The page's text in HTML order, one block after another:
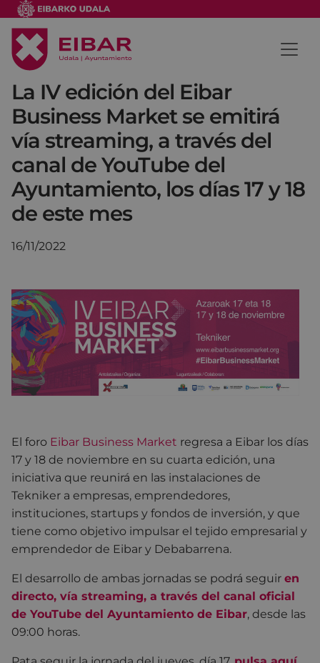
La IV edición del Eibar
Business Market se emitirá
vía streaming, a través del
canal de YouTube del
Ayuntamiento, los días 17 y 18
de este mes
16/11/2022
El foro Eibar Business Market regresa a Eibar los días
17 y 18 de noviembre en su cuarta edición, una
iniciativa que reunirá en las instalaciones de
Tekniker a empresas, emprendedores,
instituciones, startups y fondos de inversión, y que
tiene como objetivo impulsar el tejido empresarial y
emprendedor de Eibar y Debabarrena.
El desarrollo de ambas jornadas se podrá seguir en
directo, vía streaming, a través del canal oficial
de YouTube del Ayuntamiento de Eibar, desde las
09:00 horas.